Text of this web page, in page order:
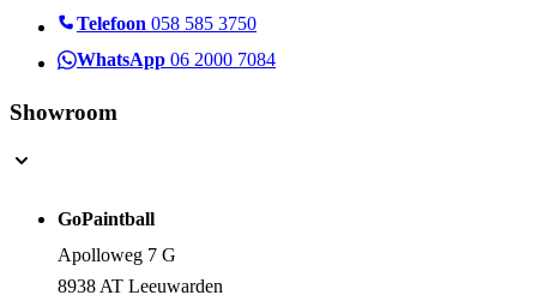
Telefoon 058 585 3750
WhatsApp 06 2000 7084
Showroom
GoPaintball
Apolloweg 7 G
8938 AT Leeuwarden